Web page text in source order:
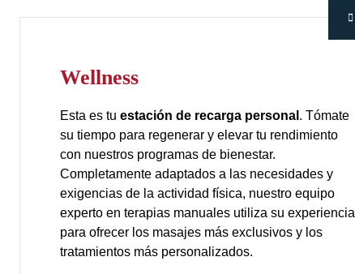
Wellness
Esta es tu estación de recarga personal . Tómate
su tiempo para regenerar y elevar tu rendimiento
con nuestros programas de bienestar.
Completamente adaptados a las necesidades y
exigencias de la actividad física, nuestro equipo
experto en terapias manuales utiliza su experiencia
para ofrecer los masajes más exclusivos y los
tratamientos más personalizados.